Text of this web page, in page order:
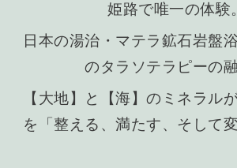
姫路で唯一の体験
日本の湯治・マテラ鉱石岩盤
のタラソテラピーの融
【大地】と【海】のミネラル
を「整える、満たす、そして